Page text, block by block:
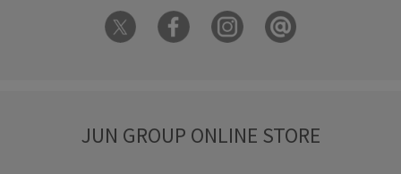
JUN GROUP ONLINE STORE